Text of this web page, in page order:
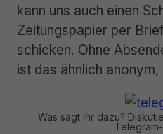
kann uns auch einen
Zeitungspapier per
schicken. Ohne
ist das ähnlich
Was sagt ihr dazu?